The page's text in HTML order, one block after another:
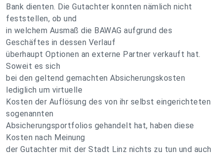
Bank dienten. Die Gutachter konnten nämlich nicht
feststellen, ob und
in welchem Ausmaß die BAWAG aufgrund des
Geschäftes in dessen Verlauf
überhaupt Optionen an externe Partner verkauft hat.
Soweit es sich
bei den geltend gemachten Absicherungskosten
lediglich um virtuelle
Kosten der Auflösung des von ihr selbst eingerichteten
sogenannten
Absicherungsportfolios gehandelt hat, haben diese
Kosten nach Meinung
der Gutachter mit der Stadt Linz nichts zu tun und auch